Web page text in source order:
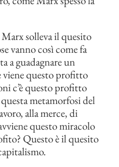
solleva il quesito
vanno così come fa
a guadagnare un
questo profitto
c’è questo profitto
metamorfosi del
alla merce, di
questo miracolo
Questo è il quesito